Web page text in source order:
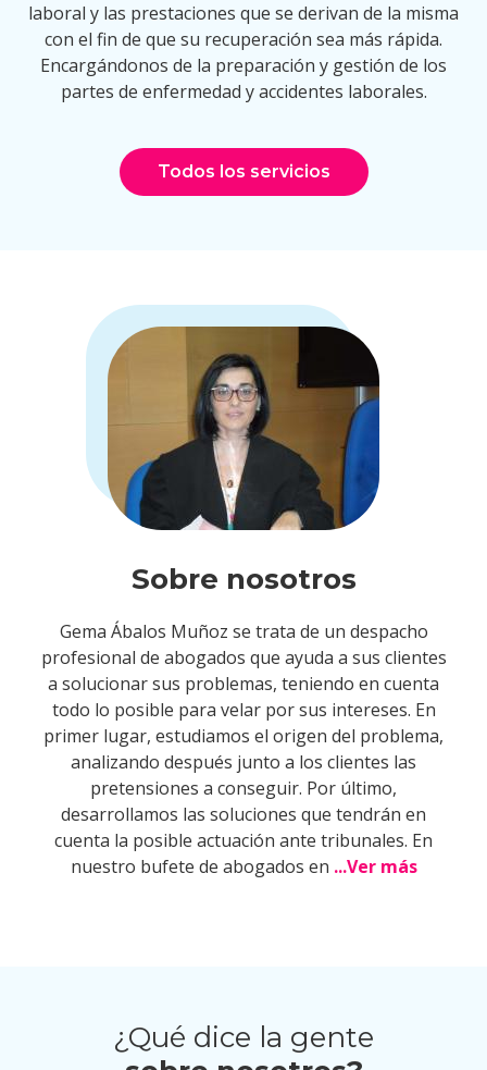
laboral y las prestaciones que se derivan de la misma
con el fin de que su recuperación sea más rápida.
Encargándonos de la preparación y gestión de los
partes de enfermedad y accidentes laborales.
Todos los servicios
Sobre nosotros
Gema Ábalos Muñoz se trata de un despacho
profesional de abogados que ayuda a sus clientes
a solucionar sus problemas, teniendo en cuenta
todo lo posible para velar por sus intereses. En
primer lugar, estudiamos el origen del problema,
analizando después junto a los clientes las
pretensiones a conseguir. Por último,
desarrollamos las soluciones que tendrán en
cuenta la posible actuación ante tribunales. En
nuestro bufete de abogados en ...Ver más
¿Qué dice la gente